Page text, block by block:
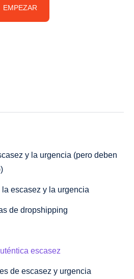
EMPEZAR
y la urgencia (pero deben
escasez y la urgencia
de dropshipping
escasez
de escasez y urgencia